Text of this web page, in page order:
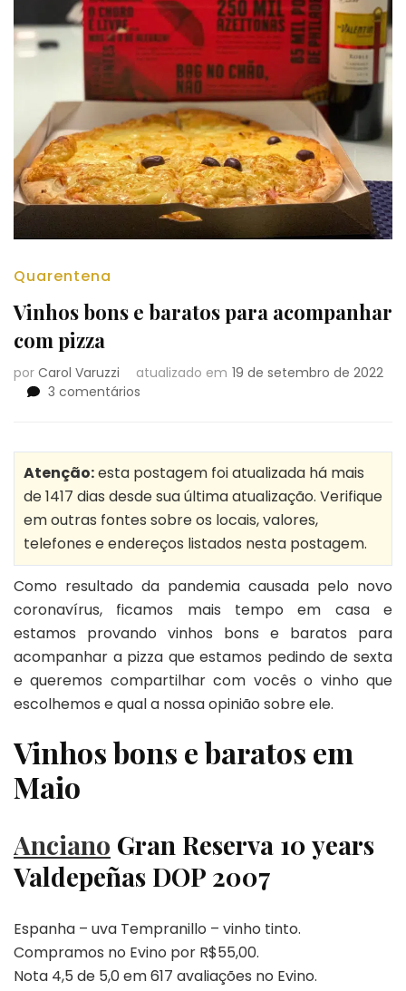
Quarentena
Vinhos bons e baratos para acompanhar
com pizza
por Carol Varuzzi atualizado em 19 de setembro de 2022
3 comentários
e
baratos
para
acompanhar
com
pizza
Atenção:esta postagem foi atualizada há mais
de 1417 dias desde sua última atualização. Verifique
em outras fontes sobre os locais, valores,
telefones e endereços listados nesta postagem.
Como resultado da pandemia causada pelo novo
coronavírus, ficamos mais tempo em casa e
estamos provando vinhos bons e baratos para
acompanhar a pizza que estamos pedindo de sexta
e queremos compartilhar com vocês o vinho que
escolhemos e qual a nossa opinião sobre ele.
Vinhos bons e baratos em
Maio
Anciano Gran Reserva 10 years
Valdepeñas DOP 2007
Espanha – uva Tempranillo – vinho tinto.
Compramos no Evino por R$55,00.
Nota 4,5 de 5,0 em 617 avaliações no Evino.